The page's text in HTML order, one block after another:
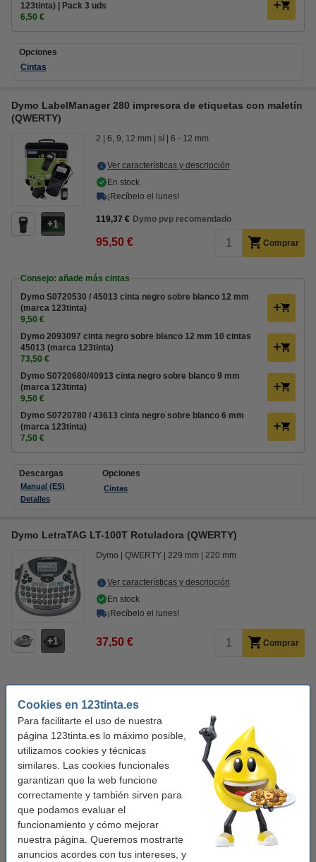
Cookies en 123tinta.es
Para facilitarte el uso de nuestra
página 123tinta.es lo máximo posible,
utilizamos cookies y técnicas
similares. Las cookies funcionales
garantizan que la web funcione
correctamente y también sirven para
que podamos evaluar el
funcionamiento y cómo mejorar
nuestra página. Queremos mostrarte
anuncios acordes con tus intereses, y
123tinta) | Pack 3 uds
6,50 €
Opciones
Cintas
Dymo LabelManager 280 impresora de etiquetas con maletín
(QWERTY)
1
2 6, 9, 12 mm sí 6 - 12 mm
Ver características y descripción
En stock
¡Recíbelo el lunes!
119,37 € Dymo pvp recomendado
95,50 € Comprar
Consejo: añade más cintas
Dymo S0720530 / 45013 cinta negro sobre blanco 12 mm
(marca 123tinta)
9,50 €
Dymo 2093097 cinta negro sobre blanco 12 mm 10 cintas
45013 (marca 123tinta)
73,50 €
Dymo S0720680/40913 cinta negro sobre blanco 9 mm
(marca 123tinta)
9,50 €
Dymo S0720780 / 43613 cinta negro sobre blanco 6 mm
(marca 123tinta)
7,50 €
Descargas
Manual (ES)
Detalles
Opciones
Cintas
Dymo LetraTAG LT-100T Rotuladora (QWERTY)
1
Dymo QWERTY 229 mm 220 mm
Ver características y descripción
En stock
¡Recíbelo el lunes!
37,50 € Comprar
Dymo S0721510 / 91200 cinta papel blanco 12 mm (marca
123tinta)
5,50 €
Dymo S0721510/91200 cinta papel blanco 12 mm (marca
123tinta) | Pack 5 uds
18,50 €
Dymo S0721530 / 12267 cinta de plástico transparente 12
mm (marca 123tinta)
4,50 €
Dymo S0721610 / 91201 cinta de plástico blanca 12 mm
(marca 123tinta)
4,50 €